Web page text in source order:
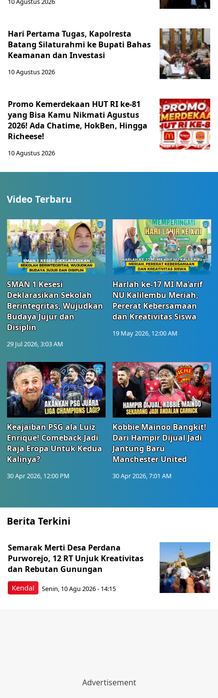
Hari Pertama Tugas, Kapolresta
Batang Silaturahmi ke Bupati Bahas
Keamanan dan Investasi
10 Agustus 2026
Promo Kemerdekaan HUT RI ke-81
yang Bisa Kamu Nikmati Agustus
2026! Ada Chatime, HokBen, Hingga
Richeese!
10 Agustus 2026
Video Terbaru
SMAN 1 Kesesi
Deklarasikan Sekolah
Berintegritas, Wujudkan
Budaya Jujur dan
Disiplin
29 Jul 2026, 3:03 AM
Harlah ke-17 MI Ma’arif
NU Kalilembu Meriah,
Pererat Kebersamaan
dan Kreativitas Siswa
19 May 2026, 12:00 AM
Keajaiban PSG ala Luiz
Enrique! Comeback Jadi
Raja Eropa Untuk Kedua
Kalinya?
30 Apr 2026, 12:00 PM
Kobbie Mainoo Bangkit!
Dari Hampir Dijual Jadi
Jantung Baru
Manchester United
30 Apr 2026, 7:01 AM
Berita Terkini
Kendal
Semarak Merti Desa Perdana
Purworejo, 12 RT Unjuk Kreativitas
dan Rebutan Gunungan
Senin, 10 Agu 2026 - 14:15